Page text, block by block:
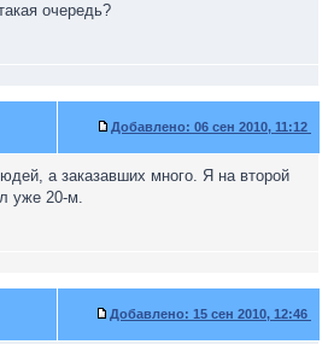
очередь?
Добавлено: 06 сен 2010, 11:12
а заказавших много. Я на второй
уже 20-м.
Добавлено: 15 сен 2010, 12:46